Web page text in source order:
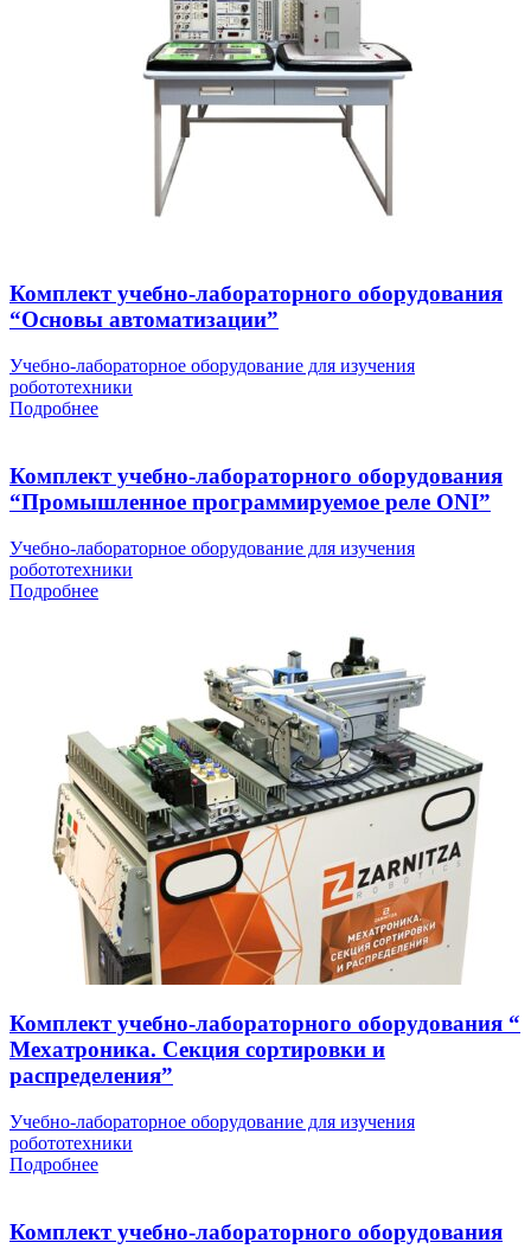
Комплект учебно-лабораторного оборудования
“Основы автоматизации”
Учебно-лабораторное оборудование для изучения
робототехники
Подробнее
Комплект учебно-лабораторного оборудования
“Промышленное программируемое реле ONI”
Учебно-лабораторное оборудование для изучения
робототехники
Подробнее
Комплект учебно-лабораторного оборудования “
Мехатроника. Секция сортировки и
распределения”
Учебно-лабораторное оборудование для изучения
робототехники
Подробнее
Комплект учебно-лабораторного оборудования